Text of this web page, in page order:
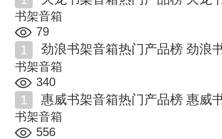
书架音箱
79
劲浪书架音箱热门产品榜 劲浪
书架音箱
340
惠威书架音箱热门产品榜 惠威
书架音箱
556